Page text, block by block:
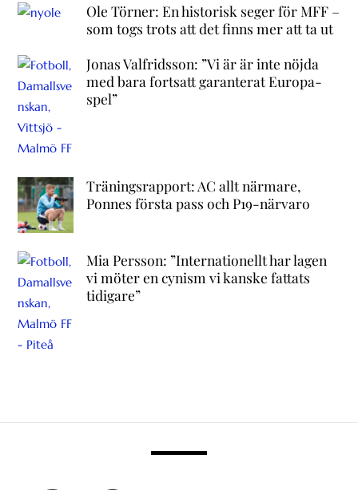
Ole Törner: En historisk seger för MFF –
som togs trots att det finns mer att ta ut
Jonas Valfridsson: ”Vi är är inte nöjda
med bara fortsatt garanterat Europa-
spel”
Träningsrapport: AC allt närmare,
Ponnes första pass och P19-närvaro
Mia Persson: ”Internationellt har lagen
vi möter en cynism vi kanske fattats
tidigare”